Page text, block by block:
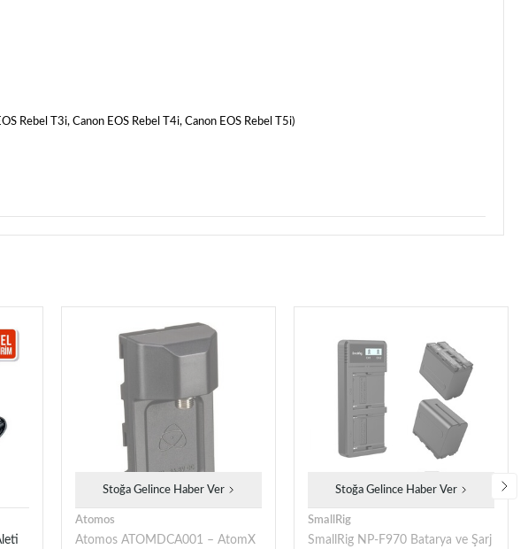
Rebel T3i, Canon EOS Rebel T4i, Canon EOS Rebel T5i)
Stoğa Gelince Haber Ver
Atomos
Atomos ATOMDCA001 – AtomX
Stoğa Gelince Haber Ver
SmallRig
SmallRig NP-F970 Batarya ve Şarj